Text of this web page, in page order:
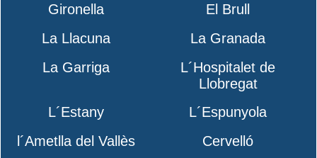
Gironella
El Brull
La Llacuna
La Granada
La Garriga
L´Hospitalet de
Llobregat
L´Estany
L´Espunyola
l´Ametlla del Vallès
Cervelló